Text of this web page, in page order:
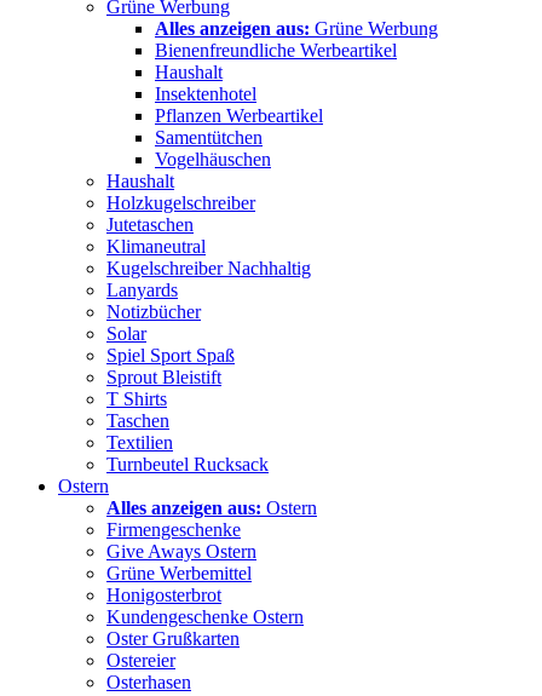
Grüne Werbung
Alles anzeigen aus: Grüne Werbung
Bienenfreundliche Werbeartikel
Haushalt
Insektenhotel
Pflanzen Werbeartikel
Samentütchen
Vogelhäuschen
Haushalt
Holzkugelschreiber
Jutetaschen
Klimaneutral
Kugelschreiber Nachhaltig
Lanyards
Notizbücher
Solar
Spiel Sport Spaß
Sprout Bleistift
T Shirts
Taschen
Textilien
Turnbeutel Rucksack
Ostern
Alles anzeigen aus: Ostern
Firmengeschenke
Give Aways Ostern
Grüne Werbemittel
Honigosterbrot
Kundengeschenke Ostern
Oster Grußkarten
Ostereier
Osterhasen